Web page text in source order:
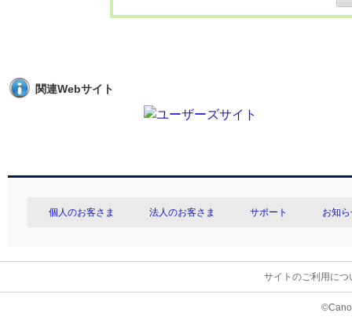
関連Webサイト
個人のお客さま 法人のお客さま サポート お知
サイトのご利用につ